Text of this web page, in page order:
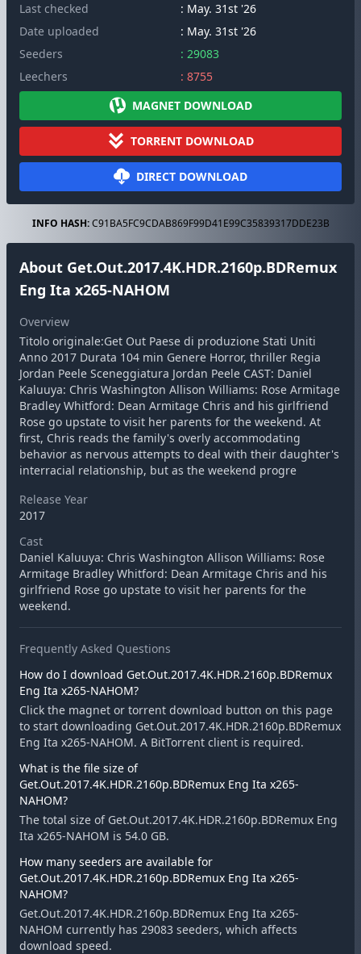
Last checked
: May. 31st '26
Date uploaded
: May. 31st '26
Seeders
: 29083
Leechers
: 8755
MAGNET DOWNLOAD
TORRENT DOWNLOAD
DIRECT DOWNLOAD
INFO HASH:C91BA5FC9CDAB869F99D41E99C35839317DDE23B
About Get.Out.2017.4K.HDR.2160p.BDRemux
Eng Ita x265-NAHOM
Overview
Titolo originale:Get Out Paese di produzione Stati Uniti
Anno 2017 Durata 104 min Genere Horror, thriller Regia
Jordan Peele Sceneggiatura Jordan Peele CAST: Daniel
Kaluuya: Chris Washington Allison Williams: Rose Armitage
Bradley Whitford: Dean Armitage Chris and his girlfriend
Rose go upstate to visit her parents for the weekend. At
first, Chris reads the family's overly accommodating
behavior as nervous attempts to deal with their daughter's
interracial relationship, but as the weekend progre
Release Year
2017
Cast
Daniel Kaluuya: Chris Washington Allison Williams: Rose
Armitage Bradley Whitford: Dean Armitage Chris and his
girlfriend Rose go upstate to visit her parents for the
weekend.
Frequently Asked Questions
How do I download Get.Out.2017.4K.HDR.2160p.BDRemux
Eng Ita x265-NAHOM?
Click the magnet or torrent download button on this page
to start downloading Get.Out.2017.4K.HDR.2160p.BDRemux
Eng Ita x265-NAHOM. A BitTorrent client is required.
What is the file size of
Get.Out.2017.4K.HDR.2160p.BDRemux Eng Ita x265-
NAHOM?
The total size of Get.Out.2017.4K.HDR.2160p.BDRemux Eng
Ita x265-NAHOM is 54.0 GB.
How many seeders are available for
Get.Out.2017.4K.HDR.2160p.BDRemux Eng Ita x265-
NAHOM?
Get.Out.2017.4K.HDR.2160p.BDRemux Eng Ita x265-
NAHOM currently has 29083 seeders, which affects
download speed.